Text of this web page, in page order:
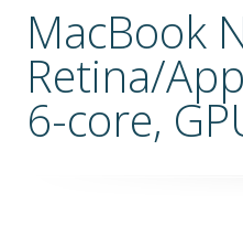
MacBook
Retina/
6-core,